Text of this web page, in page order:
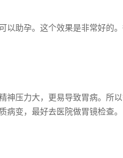
以助孕。这个效果是非常好的
神压力大，更易导致胃病。所
变，最好去医院做胃镜检查。